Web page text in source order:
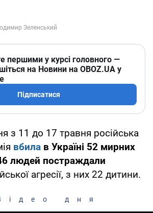
першими у курсі головного —
на Новини на OBOZ.UA у
Підписатися
з 11 до 17 травня російська
вбила в Україні 52 мирних
людей постраждали
агресії, з них 22 дитини.
дня